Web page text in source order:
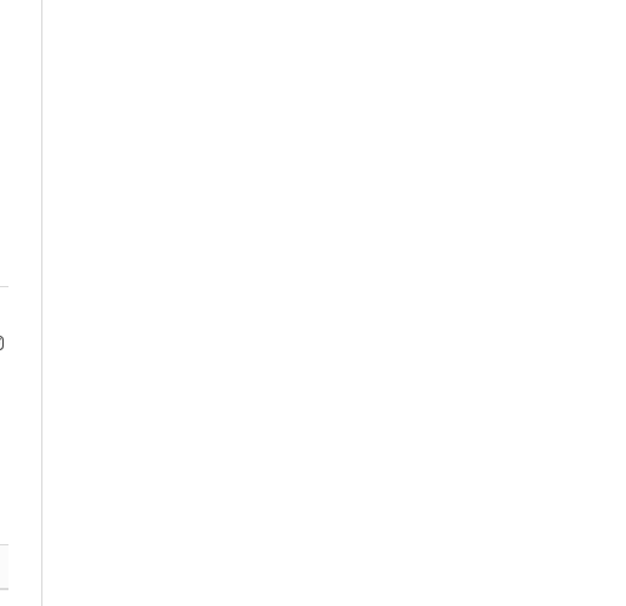
Instagram